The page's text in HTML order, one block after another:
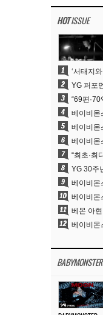
HOTISSUE
1
2
3
4
5
6
7
8
9
10
11
12
BABYMONSTER